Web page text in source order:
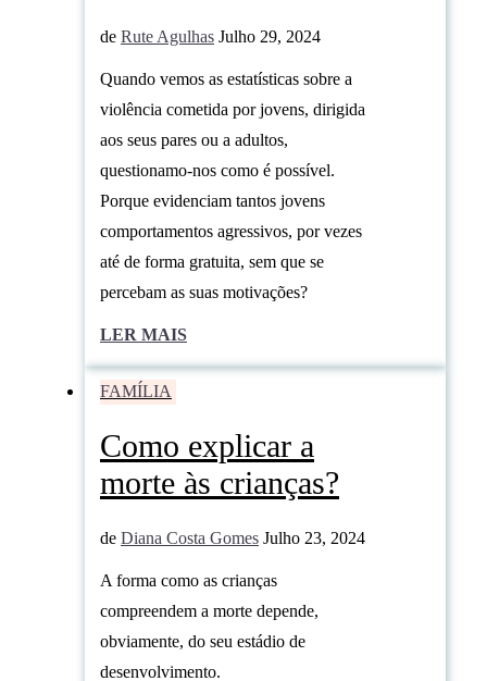
de Rute Agulhas Julho 29, 2024
Quando vemos as estatísticas sobre a
violência cometida por jovens, dirigida
aos seus pares ou a adultos,
questionamo-nos como é possível.
Porque evidenciam tantos jovens
comportamentos agressivos, por vezes
até de forma gratuita, sem que se
percebam as suas motivações?
LER MAIS
FAMÍLIA
Como explicar a
morte às crianças?
de Diana Costa Gomes Julho 23, 2024
A forma como as crianças
compreendem a morte depende,
obviamente, do seu estádio de
desenvolvimento.